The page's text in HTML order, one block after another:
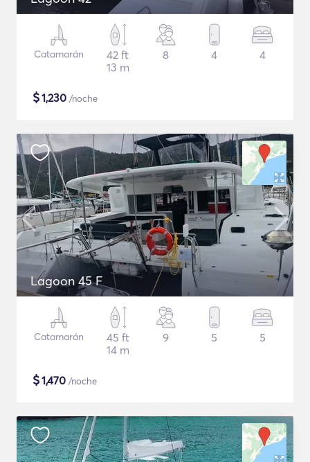
Catamarán
42 ft
13 m
8 4 4
$1,230 /noche
Lagoon 45 F
Catamarán
45 ft
14 m
9 5 5
$1,470 /noche